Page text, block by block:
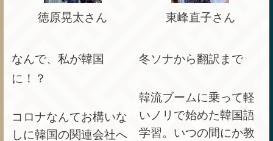
徳原晃太さん
なんで、私が韓国
に！？
コロナなんてお構いな
しに韓国の関連会社へ
東峰直子さん
冬ソナから翻訳まで
韓流ブームに乗って軽
いノリで始めた韓国語
学習。いつの間にか教